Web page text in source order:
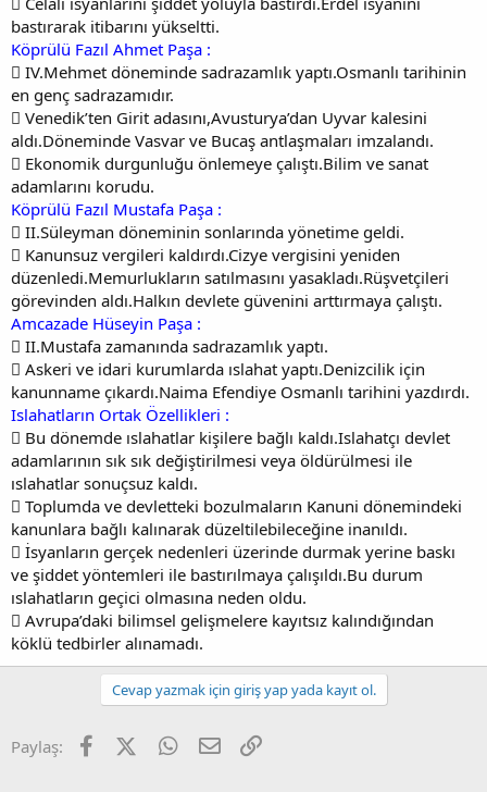
bastırarak itibarını yükseltti.
Köprülü Fazıl Ahmet Paşa :
 IV.Mehmet döneminde sadrazamlık yaptı.Osmanlı tarihinin
en genç sadrazamıdır.
 Venedik’ten Girit adasını,Avusturya’dan Uyvar kalesini
aldı.Döneminde Vasvar ve Bucaş antlaşmaları imzalandı.
 Ekonomik durgunluğu önlemeye çalıştı.Bilim ve sanat
adamlarını korudu.
Köprülü Fazıl Mustafa Paşa :
 II.Süleyman döneminin sonlarında yönetime geldi.
 Kanunsuz vergileri kaldırdı.Cizye vergisini yeniden
düzenledi.Memurlukların satılmasını yasakladı.Rüşvetçileri
görevinden aldı.Halkın devlete güvenini arttırmaya çalıştı.
Amcazade Hüseyin Paşa :
 II.Mustafa zamanında sadrazamlık yaptı.
 Askeri ve idari kurumlarda ıslahat yaptı.Denizcilik için
kanunname çıkardı.Naima Efendiye Osmanlı tarihini yazdırdı.
Islahatların Ortak Özellikleri :
 Bu dönemde ıslahatlar kişilere bağlı kaldı.Islahatçı devlet
adamlarının sık sık değiştirilmesi veya öldürülmesi ile
ıslahatlar sonuçsuz kaldı.
 Toplumda ve devletteki bozulmaların Kanuni dönemindeki
kanunlara bağlı kalınarak düzeltilebileceğine inanıldı.
 İsyanların gerçek nedenleri üzerinde durmak yerine baskı
ve şiddet yöntemleri ile bastırılmaya çalışıldı.Bu durum
ıslahatların geçici olmasına neden oldu.
 Avrupa’daki bilimsel gelişmelere kayıtsız kalındığından
köklü tedbirler alınamadı.
Cevap yazmak için giriş yap yada kayıt ol.
Paylaş: FacebookX (Twitter)WhatsApp
E-posta